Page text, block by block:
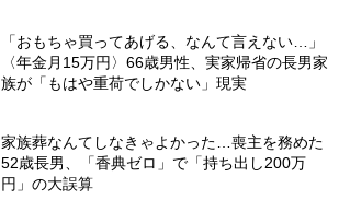
「おもちゃ買ってあげる、なんて言えない…」
〈年金月15万円〉66歳男性、実家帰省の長男家
族が「もはや重荷でしかない」現実
家族葬なんてしなきゃよかった…喪主を務めた
52歳長男、「香典ゼロ」で「持ち出し200万
円」の大誤算